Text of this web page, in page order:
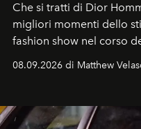
Che si tratti di Dior
migliori momenti dello
fashion show nel corso
08.09.2026 di Matthew